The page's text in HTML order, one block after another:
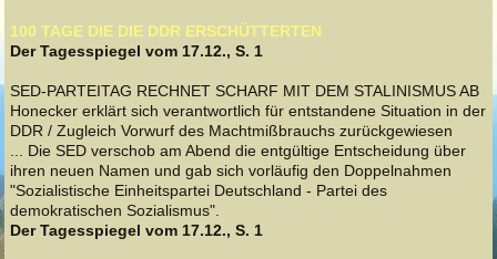
100 TAGE DIE DIE DDR ERSCHÜTTERTEN
Der Tagesspiegel vom 17.12., S. 1
SED-PARTEITAG RECHNET SCHARF MIT DEM STALINISMUS AB
Honecker erklärt sich verantwortlich für entstandene Situation in der
DDR / Zugleich Vorwurf des Machtmißbrauchs zurückgewiesen
... Die SED verschob am Abend die entgültige Entscheidung über
ihren neuen Namen und gab sich vorläufig den Doppelnahmen
"Sozialistische Einheitspartei Deutschland - Partei des
demokratischen Sozialismus".
Der Tagesspiegel vom 17.12., S. 1